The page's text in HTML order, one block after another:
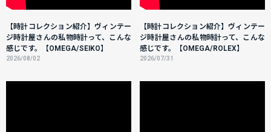
【時計コレクション紹介】ヴィンテー
ジ時計屋さんの私物時計って、こんな
感じです。【OMEGA/SEIKO】
2026/08/02
【時計コレクション紹介】ヴィンテー
ジ時計屋さんの私物時計って、こんな
感じです。【OMEGA/ROLEX】
2026/07/31